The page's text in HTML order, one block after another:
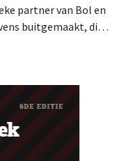
partner van Bol en
buitgemaakt, die